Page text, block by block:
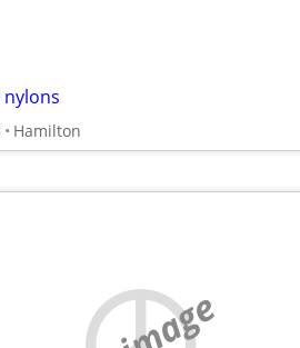
nylons
Hamilton